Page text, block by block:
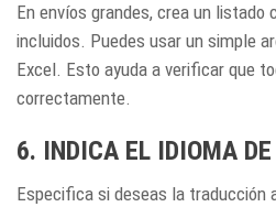
En envíos grandes, crea un
incluidos. Puedes usar un simple
Excel. Esto ayuda a verificar que
correctamente.
6. INDICA EL IDIOMA
Especifica si deseas la traducción